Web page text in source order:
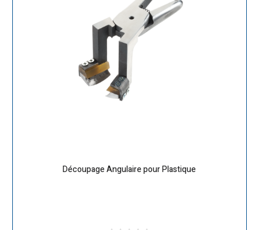
Découpage Angulaire pour Plastique